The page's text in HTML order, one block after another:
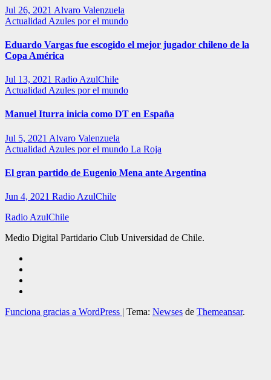
Jul 26, 2021 Alvaro Valenzuela
Actualidad Azules por el mundo
Eduardo Vargas fue escogido el mejor jugador chileno de la
Copa América
Jul 13, 2021 Radio AzulChile
Actualidad Azules por el mundo
Manuel Iturra inicia como DT en España
Jul 5, 2021 Alvaro Valenzuela
Actualidad Azules por el mundo La Roja
El gran partido de Eugenio Mena ante Argentina
Jun 4, 2021 Radio AzulChile
Radio AzulChile
Medio Digital Partidario Club Universidad de Chile.
Funciona gracias a WordPress | Tema: Newses de Themeansar.